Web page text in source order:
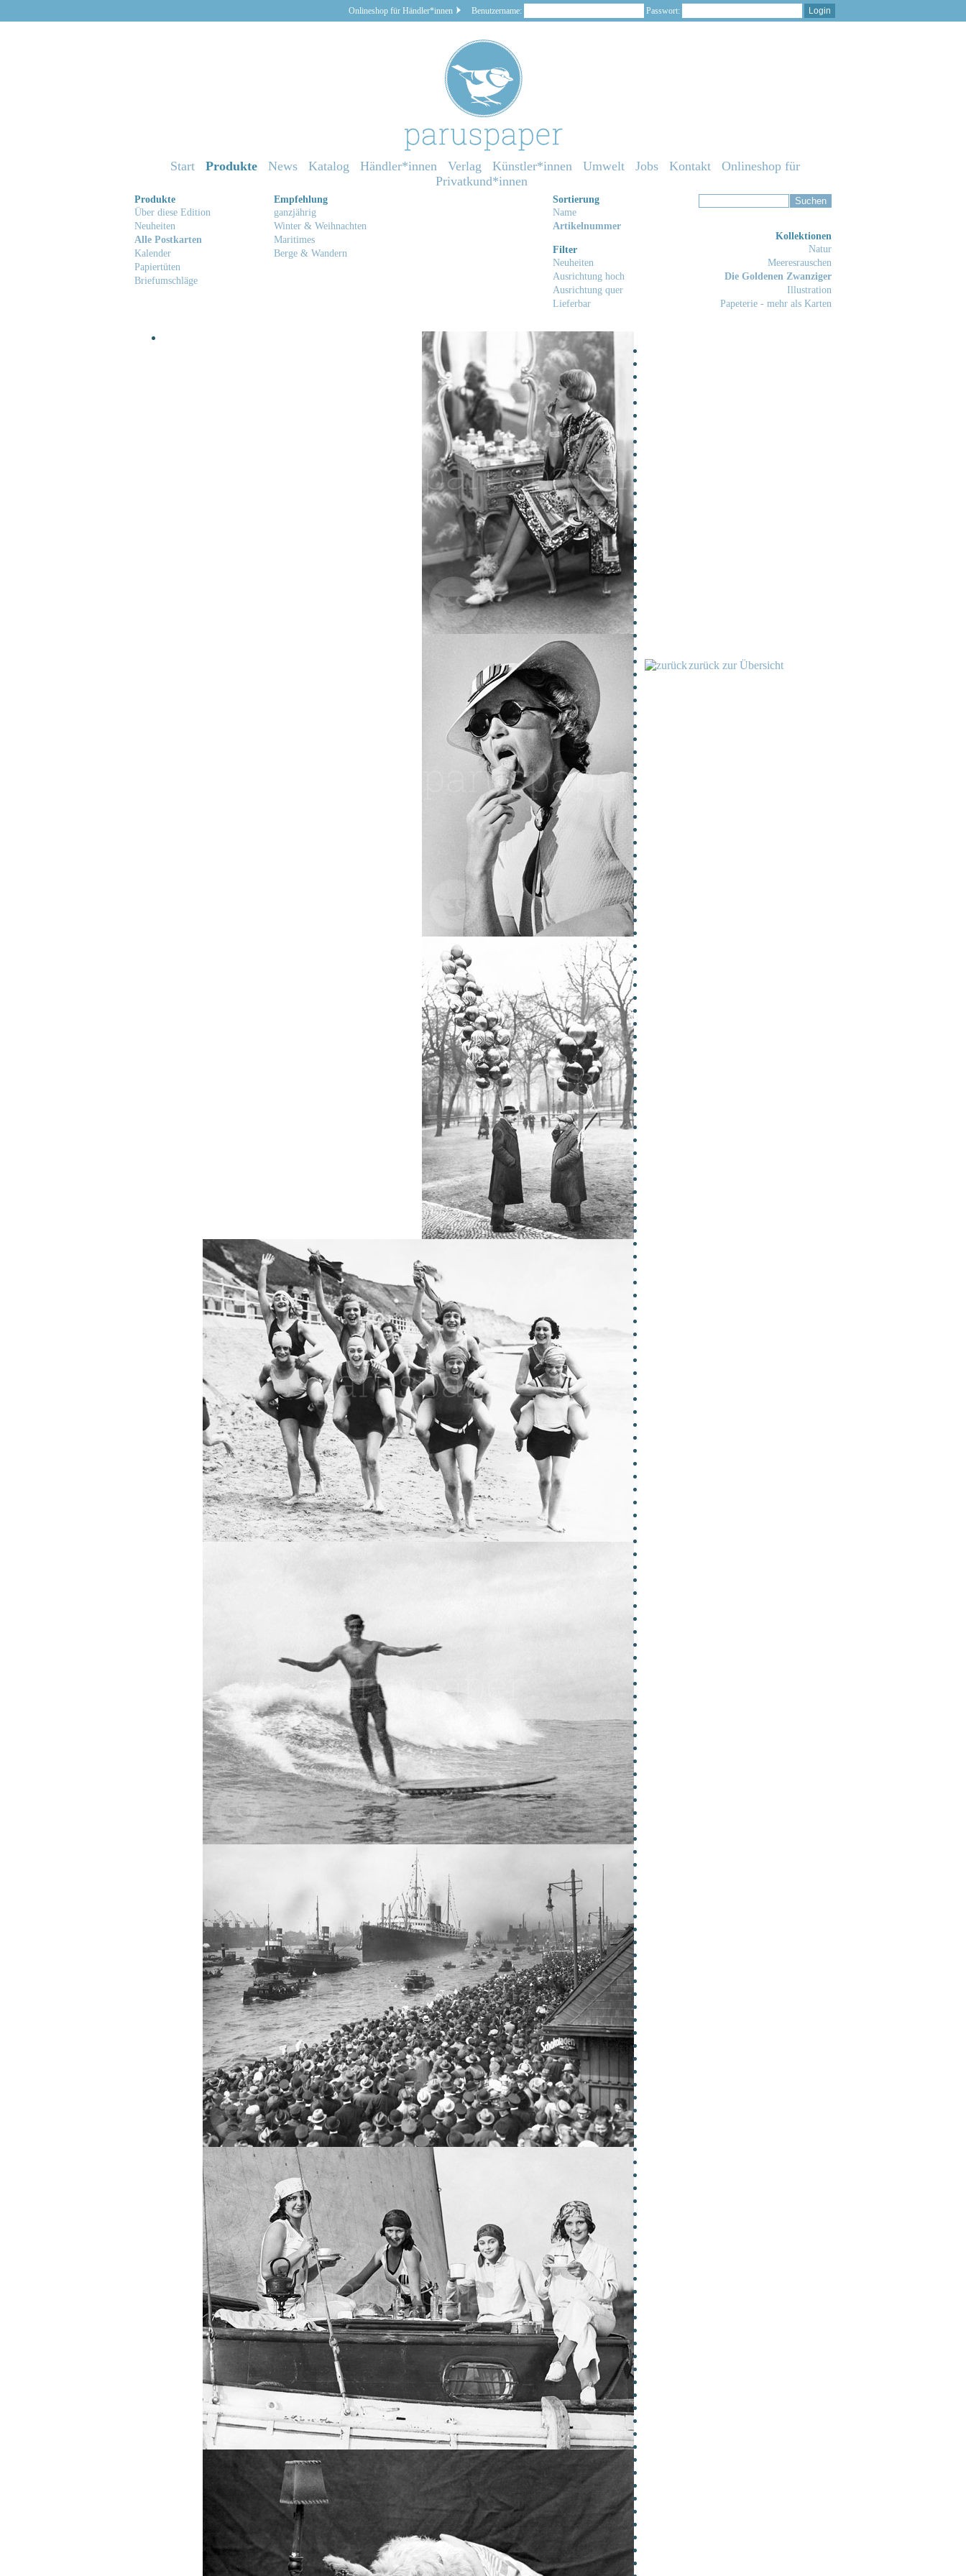
Onlineshop für Händler*innen Benutzername: Passwort:
Start Produkte News Katalog Händler*innen Verlag Künstler*innen Umwelt Jobs Kontakt
Onlineshop für
Privatkund*innen
Produkte
Über diese Edition
Neuheiten
Alle Postkarten
Kalender
Papiertüten
Briefumschläge
Empfehlung
ganzjährig
Winter & Weihnachten
Maritimes
Berge & Wandern
Sortierung
Name
Artikelnummer
Filter
Neuheiten
Ausrichtung hoch
Ausrichtung quer
Lieferbar
Kollektionen
Natur
Meeresrauschen
Die Goldenen Zwanziger
Illustration
Papeterie - mehr als Karten
zurück zur Übersicht